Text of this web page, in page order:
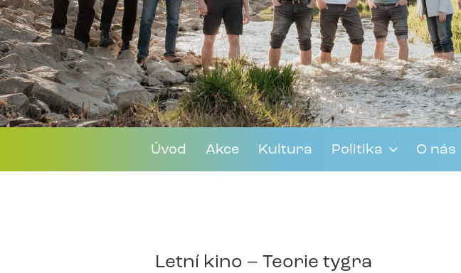
Úvod Akce Kultura Politika O nás
Letní kino – Teorie tygra